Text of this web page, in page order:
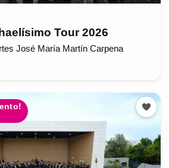
Tour 2026
José María Martín Carpena